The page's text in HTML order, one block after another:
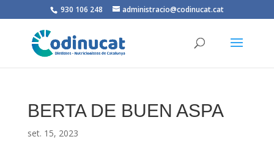
930 106 248 administracio@codinucat.cat
BERTA DE BUEN ASPA
set. 15, 2023